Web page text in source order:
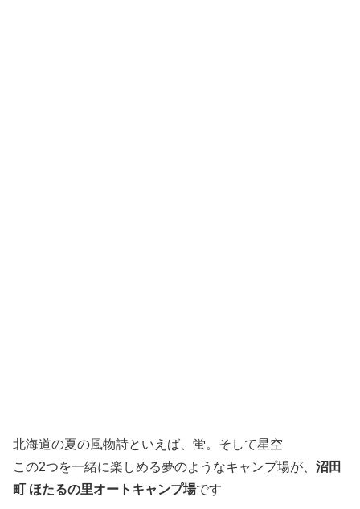
北海道の夏の風物詩といえば、蛍。そして星空
この2つを一緒に楽しめる夢のようなキャンプ場が、 沼田
町 ほたるの里オートキャンプ場です